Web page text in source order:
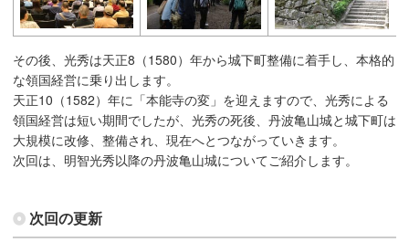
その後、光秀は天正8（1580）年から城下町整備に着手し、本格的
な領国経営に乗り出します。
天正10（1582）年に「本能寺の変」を迎えますので、光秀による
領国経営は短い期間でしたが、光秀の死後、丹波亀山城と城下町は
大規模に改修、整備され、現在へとつながっていきます。
次回は、明智光秀以降の丹波亀山城についてご紹介します。
次回の更新